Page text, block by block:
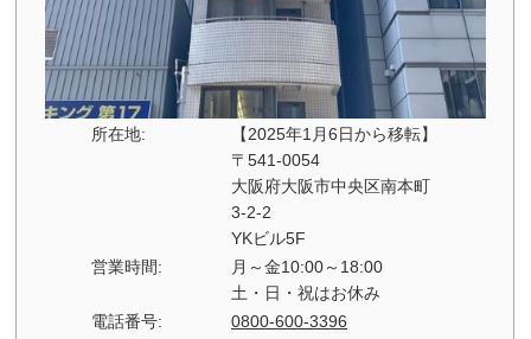
所在地:
【2025年1月6日から移転】
〒541-0054
大阪府大阪市中央区南本町
3-2-2
YKビル5F
営業時間:
月～金10:00～18:00
土・日・祝はお休み
電話番号:
0800-600-3396